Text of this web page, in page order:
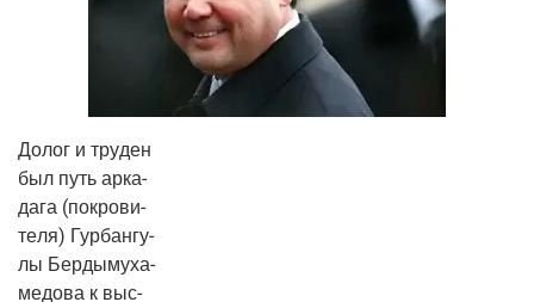
Долог и тру­ден
был путь арка­
да­га (покро­ви­
те­ля) Гур­бан­гу­
лы Бер­ды­му­ха­
ме­до­ва к выс­